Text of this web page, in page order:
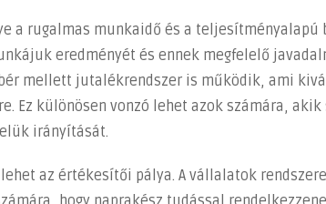
a rugalmas munkaidő és a teljesítményalapú
eredményét és ennek megfelelő
mellett jutalékrendszer is működik, ami
Ez különösen vonzó lehet azok számára,
irányítását.
az értékesítői pálya. A vállalatok